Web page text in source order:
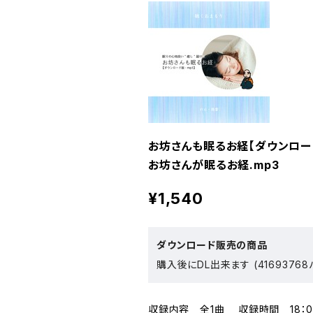
お坊さんも眠るお経【ダウンロー
お坊さんが眠るお経.mp3
¥1,540
ダウンロード販売の商品
購入後にDL出来ます (41693768
収録内容 全1曲 収録時間 18：